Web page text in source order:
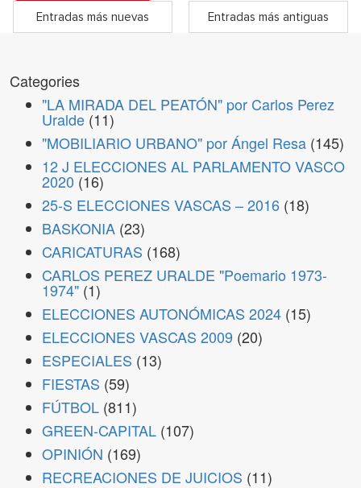
Entradas más nuevas Entradas más antiguas
Categories
"LA MIRADA DEL PEATÓN" por Carlos Perez
Uralde (11)
"MOBILIARIO URBANO" por Ángel Resa (145)
12 J ELECCIONES AL PARLAMENTO VASCO
2020 (16)
25-S ELECCIONES VASCAS – 2016 (18)
BASKONIA (23)
CARICATURAS (168)
CARLOS PEREZ URALDE "Poemario 1973-
1974" (1)
ELECCIONES AUTONÓMICAS 2024 (15)
ELECCIONES VASCAS 2009 (20)
ESPECIALES (13)
FIESTAS (59)
FÚTBOL (811)
GREEN-CAPITAL (107)
OPINIÓN (169)
RECREACIONES DE JUICIOS (11)